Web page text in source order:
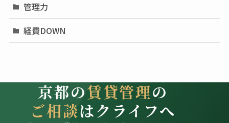
管理力
経費DOWN
京都の賃貸管理の
ご相談はクライフへ